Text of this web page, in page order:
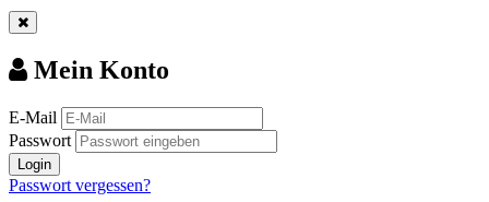
Mein Konto
E-Mail
Passwort
Login
Passwort vergessen?